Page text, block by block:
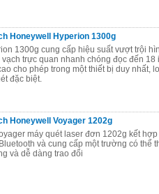
Honeywell Hyperion 1300g
1300g cung cấp hiệu suất vượt trội
trực quan nhanh chóng đọc đến 18
cho phép trong một thiết bị duy nhất,
đặc biệt.
Honeywell Voyager 1202g
máy quét laser đơn 1202g kết
và cung cấp một trường có thể
và dễ dàng trao đổi